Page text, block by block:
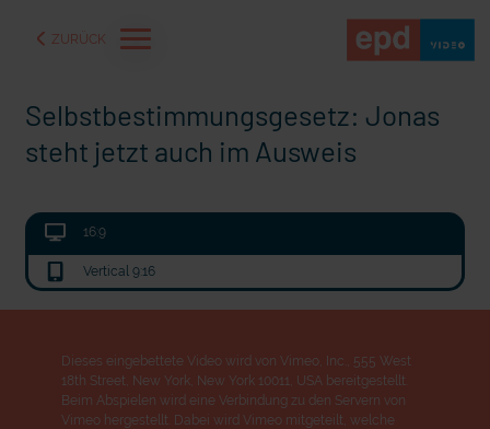
ZURÜCK
oder "Deppen der "Wir bauen Cherson wieder auf" - Optimismus in der
Selbstbestimmungsgesetz: Jonas
steht jetzt auch im Ausweis
16:9
Vertical 9:16
Dieses eingebettete Video wird von Vimeo, Inc., 555 West
18th Street, New York, New York 10011, USA bereitgestellt.
Beim Abspielen wird eine Verbindung zu den Servern von
Vimeo hergestellt. Dabei wird Vimeo mitgeteilt, welche